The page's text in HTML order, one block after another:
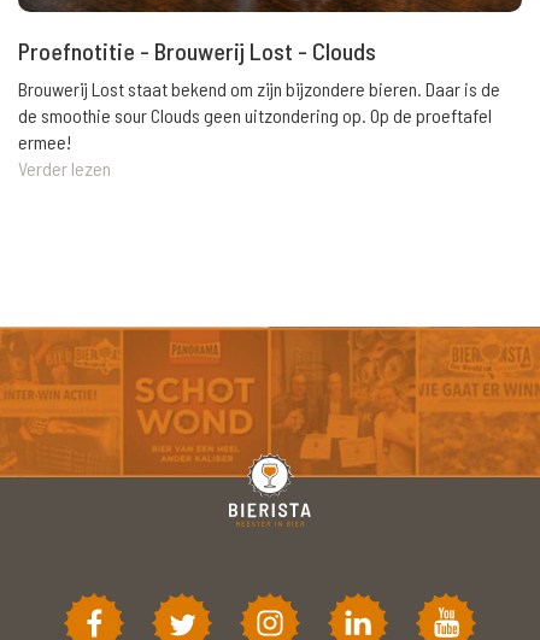
Proefnotitie - Brouwerij Lost - Clouds
Brouwerij Lost staat bekend om zijn bijzondere bieren. Daar is de
de smoothie sour Clouds geen uitzondering op. Op de proeftafel
ermee!
Verder lezen